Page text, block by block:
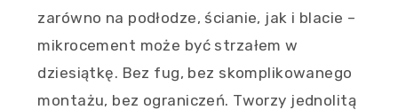
zarówno na podłodze, ścianie, jak i blacie –
mikrocement może być strzałem w
dziesiątkę. Bez fug, bez skomplikowanego
montażu, bez ograniczeń. Tworzy jednolitą